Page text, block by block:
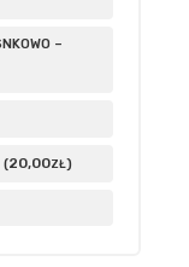
–
(20,00ZŁ)